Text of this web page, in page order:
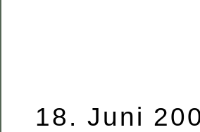
18. Juni